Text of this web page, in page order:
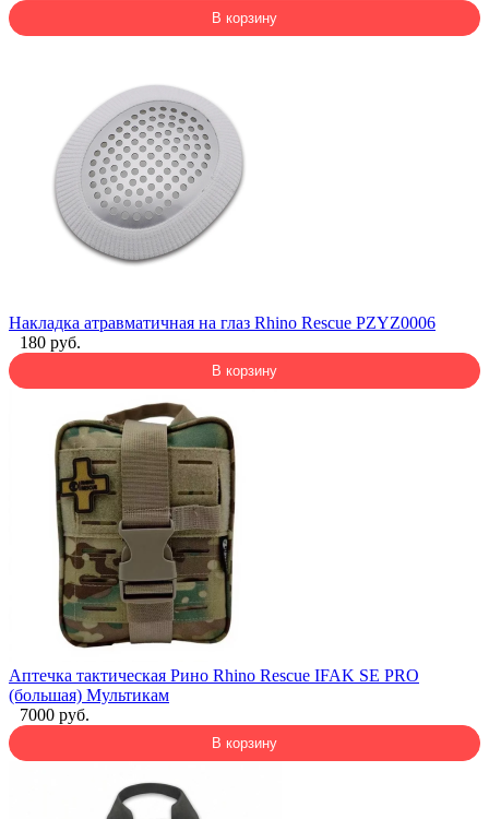
В корзину
Накладка атравматичная на глаз Rhino Rescue PZYZ0006
180 руб.
В корзину
Аптечка тактическая Рино Rhino Rescue IFAK SE PRO
(большая) Мультикам
7000 руб.
В корзину